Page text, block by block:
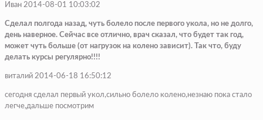
Иван 2014-08-01 10:03:02
Сделал полгода назад, чуть болело после первого укола, но не долго,
день наверное. Сейчас все отлично, врач сказал, что будет так год,
может чуть больше (от нагрузок на колено зависит). Так что, буду
делать курсы регулярно!!!!
виталий 2014-06-18 16:50:12
сегодня сделал первый укол,сильно болело колено,незнаю пока стало
легче,дальше посмотрим